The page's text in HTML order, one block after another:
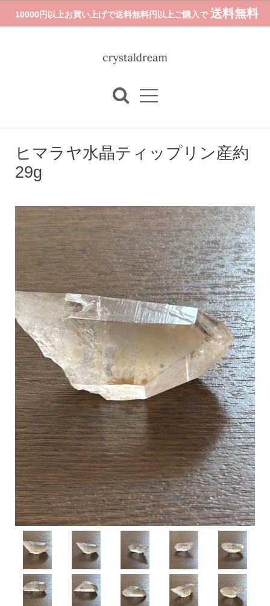
10000円以上お買い上げで送料無料円以上ご購入で 送料無料
ヒマラヤ水晶ティップリン産約
29g